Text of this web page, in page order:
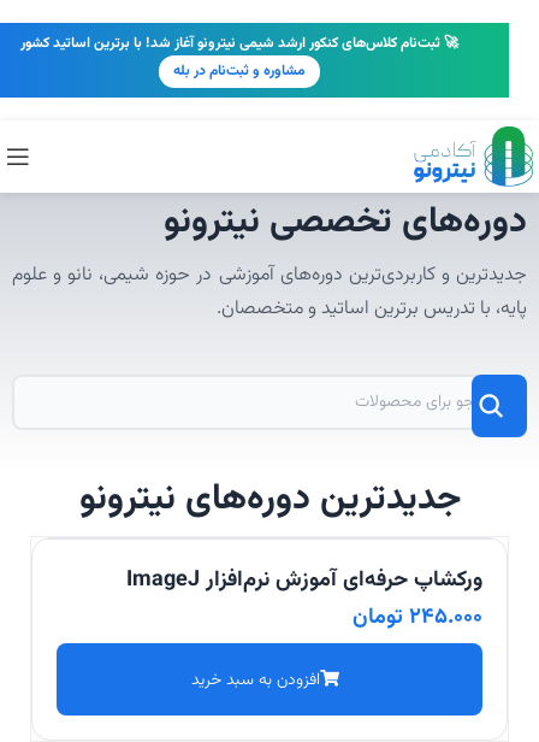
دوره‌های تخصصی نیترونو
جدیدترین و کاربردی‌ترین دوره‌های آموزشی در حوزه شیمی، نانو و علوم
پایه، با تدریس برترین اساتید و متخصصان.
جدیدترین دوره‌های نیترونو
ورکشاپ حرفه‌ای آموزش نرم‌افزار ImageJ
245.000 تومان
افزودن به سبد خرید
🚀 ثبت‌نام کلاس‌های کنکور ارشد شیمی نیترونو آغاز شد! با برترین اساتید کشور
مشاوره و ثبت‌نام در بله